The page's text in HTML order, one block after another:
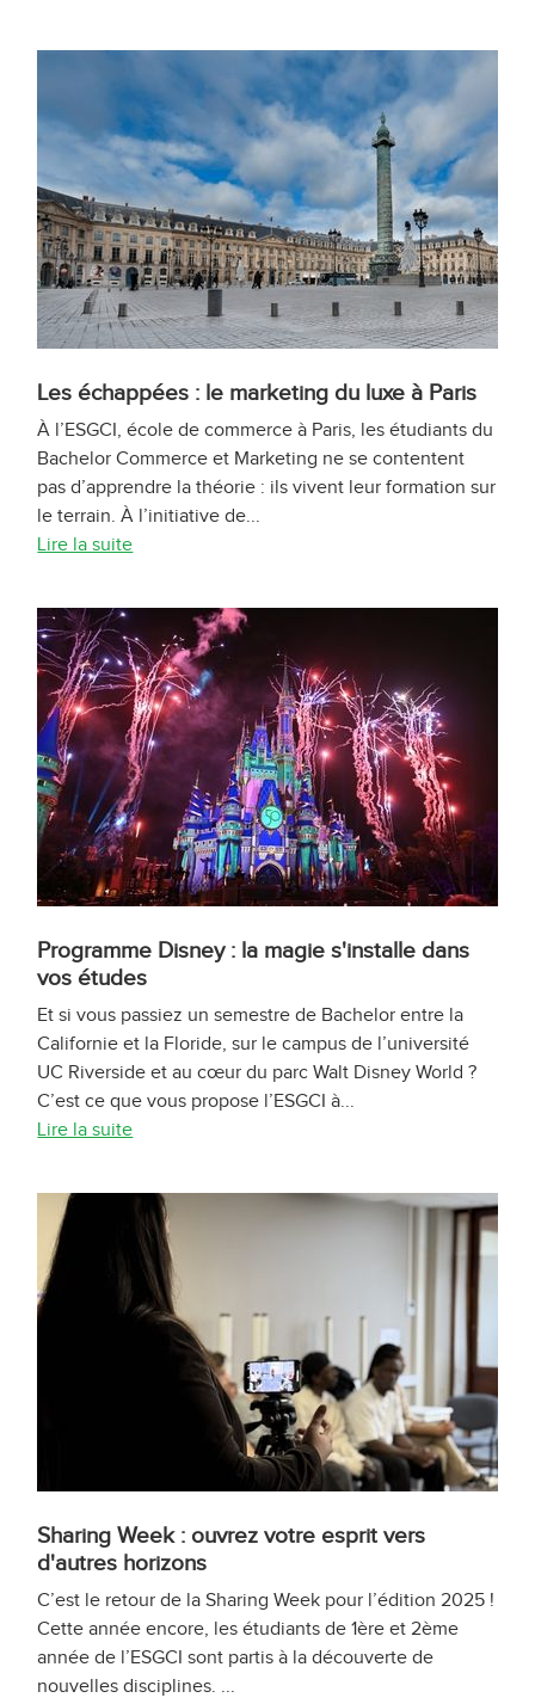
Les échappées : le marketing du luxe à Paris
À l’ESGCI, école de commerce à Paris, les étudiants du
Bachelor Commerce et Marketing ne se contentent
pas d’apprendre la théorie : ils vivent leur formation sur
le terrain. À l’initiative de...
Lire la suite
Programme Disney : la magie s'installe dans
vos études
Et si vous passiez un semestre de Bachelor entre la
Californie et la Floride, sur le campus de l’université
UC Riverside et au cœur du parc Walt Disney World ?
C’est ce que vous propose l’ESGCI à...
Lire la suite
Sharing Week : ouvrez votre esprit vers
d'autres horizons
C’est le retour de la Sharing Week pour l’édition 2025 !
Cette année encore, les étudiants de 1ère et 2ème
année de l’ESGCI sont partis à la découverte de
nouvelles disciplines. ...